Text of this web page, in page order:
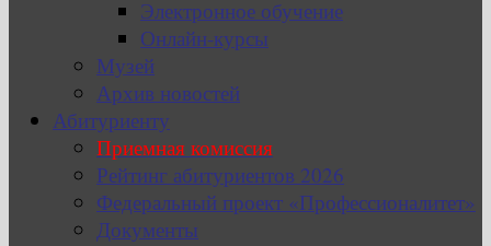
Электронное обучение
Онлайн-курсы
Музей
Архив новостей
Абитуриенту
Приемная комиссия
Рейтинг абитуриентов 2026
Федеральный проект «Профессионалитет»
Документы